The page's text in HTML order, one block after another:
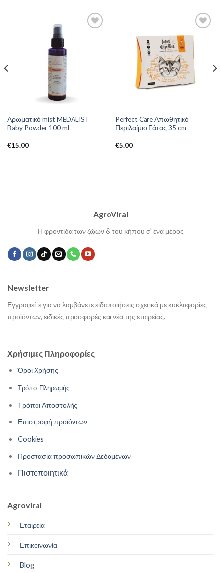
Αρωματικό mist MEDALIST
Baby Powder 100 ml
€15.00
Perfect Care Απωθητικό
Περιλαίμιο Γάτας 35 cm
€5.00
AgroViral
Η φροντίδα των ζώων & του κήπου σ' ένα μέρος
Χρήσιμες Πληροφορίες
Όροι Χρήσης
Τρόποι Πληρωμής
Τρόποι Αποστολής
Επιστροφή προϊόντων
Cookies
Προστασία προσωπικών Δεδομένων
Πιστοποιητικά
Agroviral
Εταιρεία
Επικοινωνία
Blog
Newsletter
Εγγραφείτε για να λαμβάνετε ειδοποιήσεις σχετικά με κυκλοφορίες
προϊόντων, ειδικές προσφορές και νέα της εταιρείας.